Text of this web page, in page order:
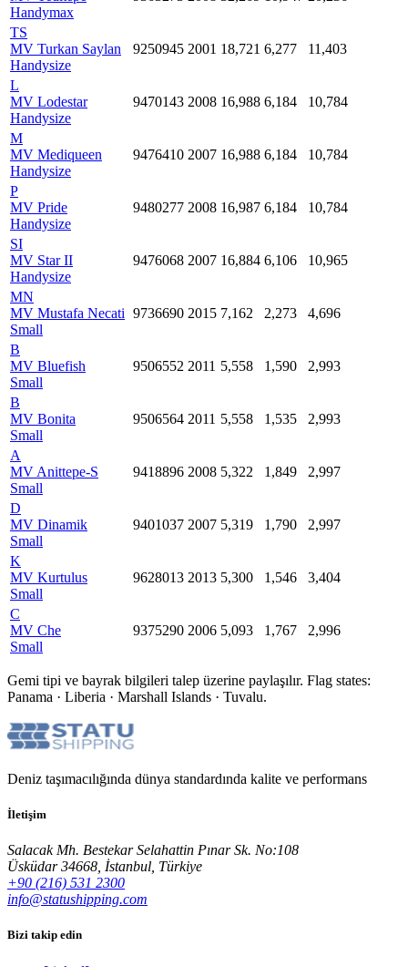
Handymax
TS
MV Turkan Saylan
Handysize
9250945 2001 18,721 6,277 11,403
L
MV Lodestar
Handysize
9470143 2008 16,988 6,184 10,784
M
MV Mediqueen
Handysize
9476410 2007 16,988 6,184 10,784
P
MV Pride
Handysize
9480277 2008 16,987 6,184 10,784
SI
MV Star II
Handysize
9476068 2007 16,884 6,106 10,965
MN
MV Mustafa Necati
Small
9736690 2015 7,162 2,273 4,696
B
MV Bluefish
Small
9506552 2011 5,558 1,590 2,993
B
MV Bonita
Small
9506564 2011 5,558 1,535 2,993
A
MV Anittepe-S
Small
9418896 2008 5,322 1,849 2,997
D
MV Dinamik
Small
9401037 2007 5,319 1,790 2,997
K
MV Kurtulus
Small
9628013 2013 5,300 1,546 3,404
C
MV Che
Small
9375290 2006 5,093 1,767 2,996
Gemi tipi ve bayrak bilgileri talep üzerine paylaşılır. Flag states:
Panama · Liberia · Marshall Islands · Tuvalu.
Deniz taşımacılığında dünya standardında kalite ve performans
İletişim
Salacak Mh. Bestekar Selahattin Pınar Sk. No:108
Üsküdar 34668, İstanbul, Türkiye
+90 (216) 531 2300
info@statushipping.com
Bizi takip edin